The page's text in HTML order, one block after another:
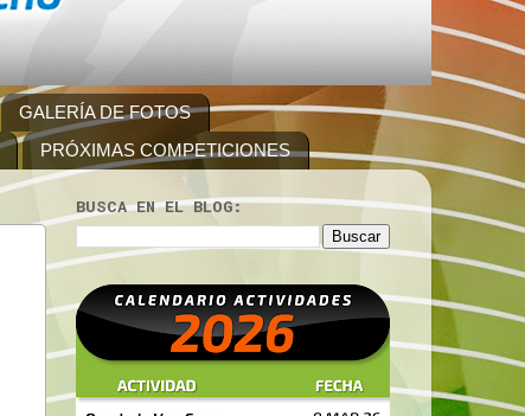
GALERÍA DE FOTOS
PRÓXIMAS COMPETICIONES
BUSCA EN EL BLOG: